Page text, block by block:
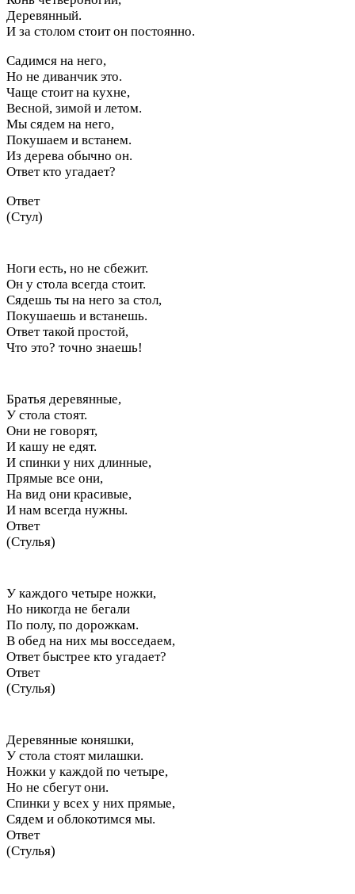
Деревянный.
И за столом стоит он постоянно.
Садимся на него,
Но не диванчик это.
Чаще стоит на кухне,
Весной, зимой и летом.
Мы сядем на него,
Покушаем и встанем.
Из дерева обычно он.
Ответ кто угадает?
Ответ
(Стул)
Ноги есть, но не сбежит.
Он у стола всегда стоит.
Сядешь ты на него за стол,
Покушаешь и встанешь.
Ответ такой простой,
Что это? точно знаешь!
Братья деревянные,
У стола стоят.
Они не говорят,
И кашу не едят.
И спинки у них длинные,
Прямые все они,
На вид они красивые,
И нам всегда нужны.
Ответ
(Стулья)
У каждого четыре ножки,
Но никогда не бегали
По полу, по дорожкам.
В обед на них мы восседаем,
Ответ быстрее кто угадает?
Ответ
(Стулья)
Деревянные коняшки,
У стола стоят милашки.
Ножки у каждой по четыре,
Но не сбегут они.
Спинки у всех у них прямые,
Сядем и облокотимся мы.
Ответ
(Стулья)